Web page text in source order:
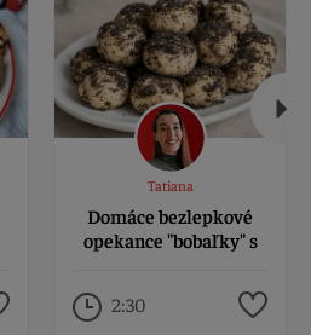
Tatiana
Domáce bezlepkové
opekance "bobaľky" s
2:30